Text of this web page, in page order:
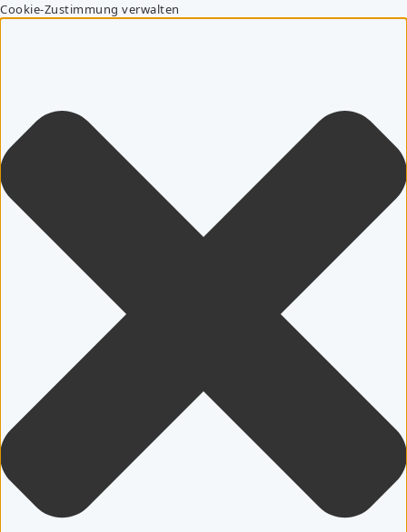
Cookie-Zustimmung verwalten